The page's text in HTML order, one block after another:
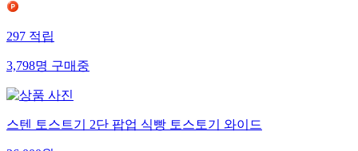
297적립
3,798명구매중
스텐 토스트기 2단 팝업 식빵 토스토기 와이드